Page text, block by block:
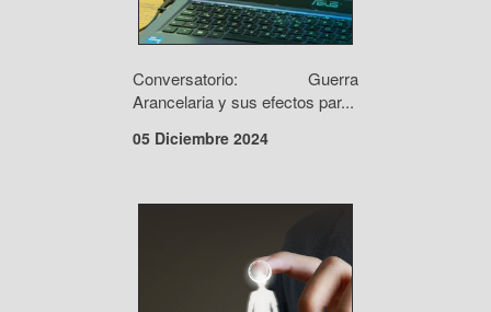
Conversatorio: Guerra
Arancelaria y sus efectos par...
05 Diciembre 2024